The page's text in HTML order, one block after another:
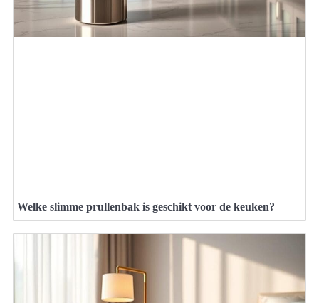
Welke slimme prullenbak is geschikt voor de keuken?